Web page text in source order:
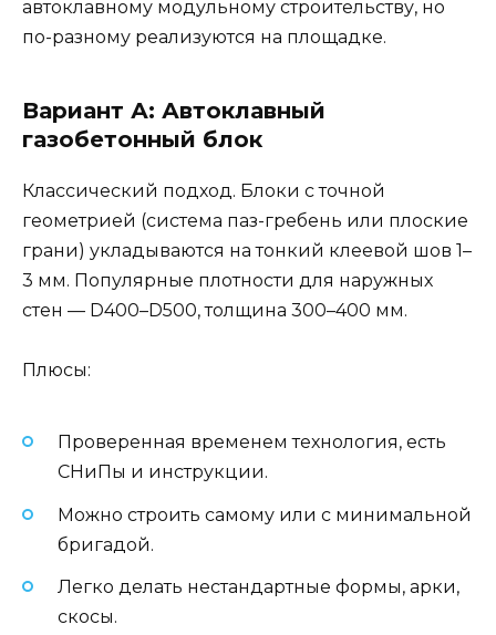
автоклавному модульному строительству, но
по-разному реализуются на площадке.
Вариант А: Автоклавный
газобетонный блок
Классический подход. Блоки с точной
геометрией (система паз-гребень или плоские
грани) укладываются на тонкий клеевой шов 1–
3 мм. Популярные плотности для наружных
стен — D400–D500, толщина 300–400 мм.
Плюсы:
Проверенная временем технология, есть
СНиПы и инструкции.
Можно строить самому или с минимальной
бригадой.
Легко делать нестандартные формы, арки,
скосы.